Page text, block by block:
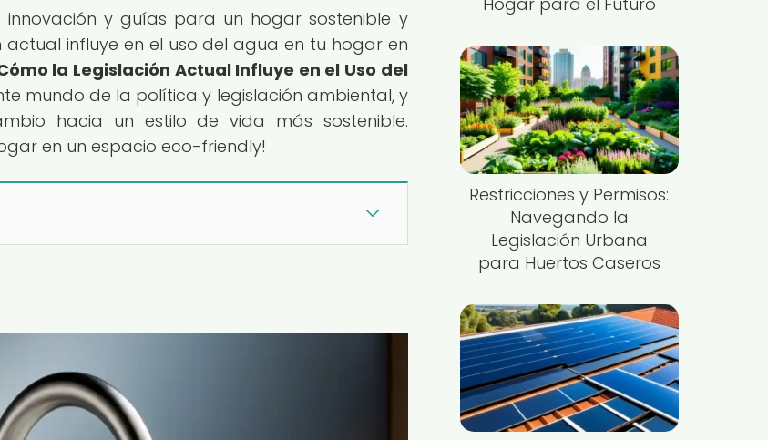
y guías para un hogar sostenible y
influye en el uso del agua en tu hogar en
la Legislación Actual Influye en el Uso del
mundo de la política y legislación ambiental, y
hacia un estilo de vida más sostenible.
en un espacio eco-friendly!
Restricciones y Permisos:
Navegando la
Legislación Urbana
para Huertos Caseros